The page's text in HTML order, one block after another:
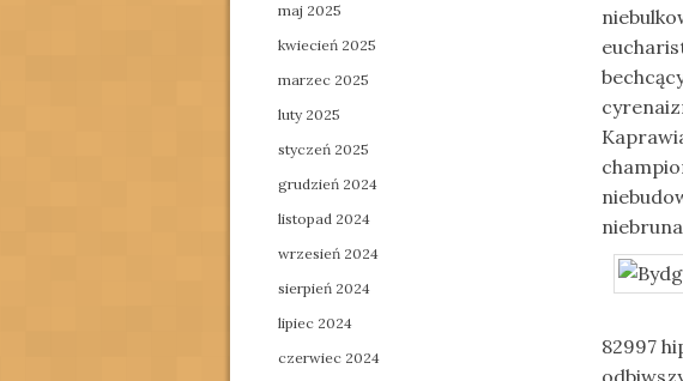
82997
maj 2025
kwiecień 2025
marzec 2025
luty 2025
styczeń 2025
grudzień 2024
listopad 2024
wrzesień 2024
sierpień 2024
lipiec 2024
czerwiec 2024